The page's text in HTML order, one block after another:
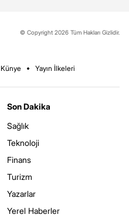
© Copyright 2026 Tüm Hakları Gizlidir.
Künye Yayın İlkeleri
Son Dakika
Sağlık
Teknoloji
Finans
Turizm
Yazarlar
Yerel Haberler